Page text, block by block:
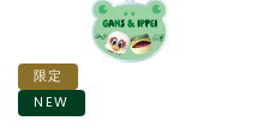
限定
NEW